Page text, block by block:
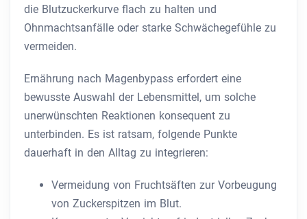
die Blutzuckerkurve flach zu halten und
Ohnmachtsanfälle oder starke Schwächegefühle zu
vermeiden.
Ernährung nach Magenbypass erfordert eine
bewusste Auswahl der Lebensmittel, um solche
unerwünschten Reaktionen konsequent zu
unterbinden. Es ist ratsam, folgende Punkte
dauerhaft in den Alltag zu integrieren:
Vermeidung von Fruchtsäften zur Vorbeugung
von Zuckerspitzen im Blut.